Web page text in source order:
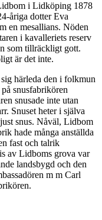
i Lidköping 1878
åriga dotter Eva
en mesallians. Nöden
i kavalleriets reserv
som tillräckligt gott.
är det inte.
härleda den i folkmun
snusfabrikören
snusade inte utan
Snuset heter i själva
snus. Nåväl, Lidbom
hade många anställda
fast och talrik
av Lidboms grova var
landsbygd och den
m m Carl